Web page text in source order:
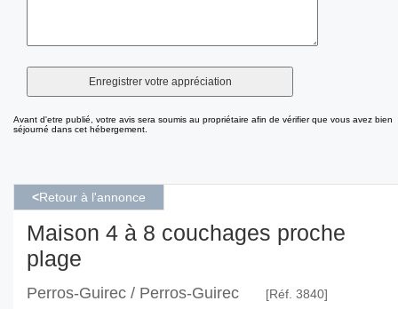
Avant d'etre publié, votre avis sera soumis au propriétaire afin de vérifier que vous avez bien
séjourné dans cet hébergement.
<Retour à l'annonce
Maison 4 à 8 couchages proche
plage
Perros-Guirec / Perros-Guirec [Réf. 3840]